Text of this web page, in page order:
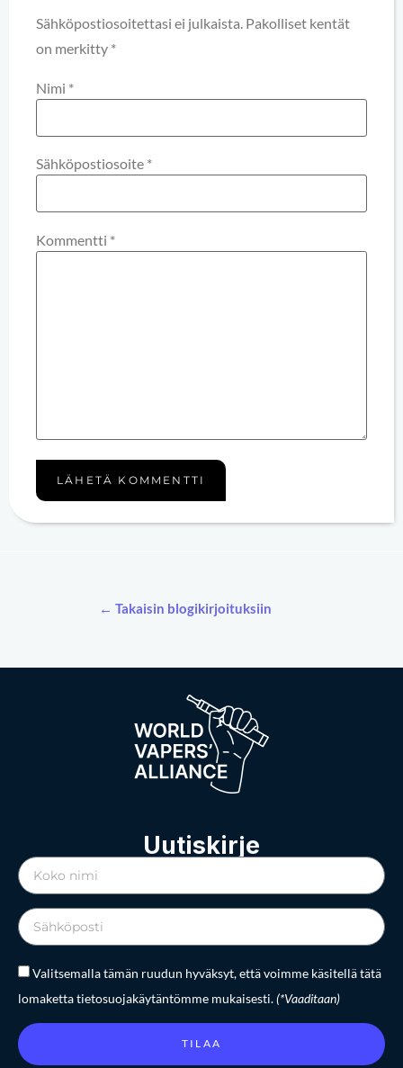
Sähköpostiosoitettasi ei julkaista. Pakolliset kentät
on merkitty *
Nimi *
Sähköpostiosoite *
Kommentti *
← Takaisin blogikirjoituksiin
Uutiskirje
Valitsemalla tämän ruudun hyväksyt, että voimme käsitellä tätä
lomaketta tietosuojakäytäntömme mukaisesti.(*Vaaditaan)
TILAA